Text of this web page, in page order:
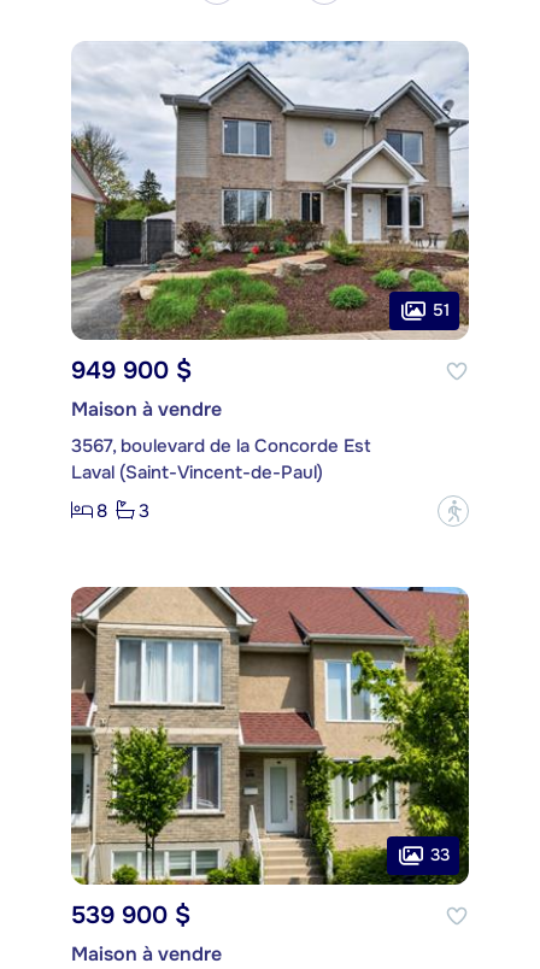
51
949 900 $
Maison à vendre
3567, boulevard de la Concorde Est
Laval (Saint-Vincent-de-Paul)
8
3 ?
33
539 900 $
Maison à vendre